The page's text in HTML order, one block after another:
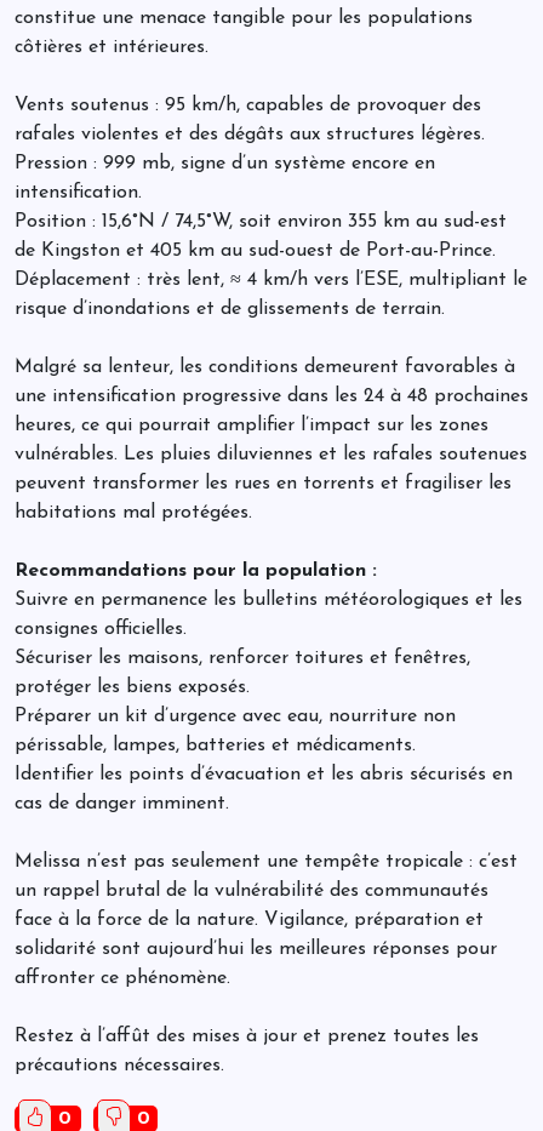
constitue une menace tangible pour les populations
côtières et intérieures.
Vents soutenus : 95 km/h, capables de provoquer des
rafales violentes et des dégâts aux structures légères.
Pression : 999 mb, signe d’un système encore en
intensification.
Position : 15,6°N / 74,5°W, soit environ 355 km au sud-est
de Kingston et 405 km au sud-ouest de Port-au-Prince.
Déplacement : très lent, ≈ 4 km/h vers l’ESE, multipliant le
risque d’inondations et de glissements de terrain.
Malgré sa lenteur, les conditions demeurent favorables à
une intensification progressive dans les 24 à 48 prochaines
heures, ce qui pourrait amplifier l’impact sur les zones
vulnérables. Les pluies diluviennes et les rafales soutenues
peuvent transformer les rues en torrents et fragiliser les
habitations mal protégées.
Recommandations pour la population :
Suivre en permanence les bulletins météorologiques et les
consignes officielles.
Sécuriser les maisons, renforcer toitures et fenêtres,
protéger les biens exposés.
Préparer un kit d’urgence avec eau, nourriture non
périssable, lampes, batteries et médicaments.
Identifier les points d’évacuation et les abris sécurisés en
cas de danger imminent.
Melissa n’est pas seulement une tempête tropicale : c’est
un rappel brutal de la vulnérabilité des communautés
face à la force de la nature. Vigilance, préparation et
solidarité sont aujourd’hui les meilleures réponses pour
affronter ce phénomène.
Restez à l’affût des mises à jour et prenez toutes les
précautions nécessaires.
0 0